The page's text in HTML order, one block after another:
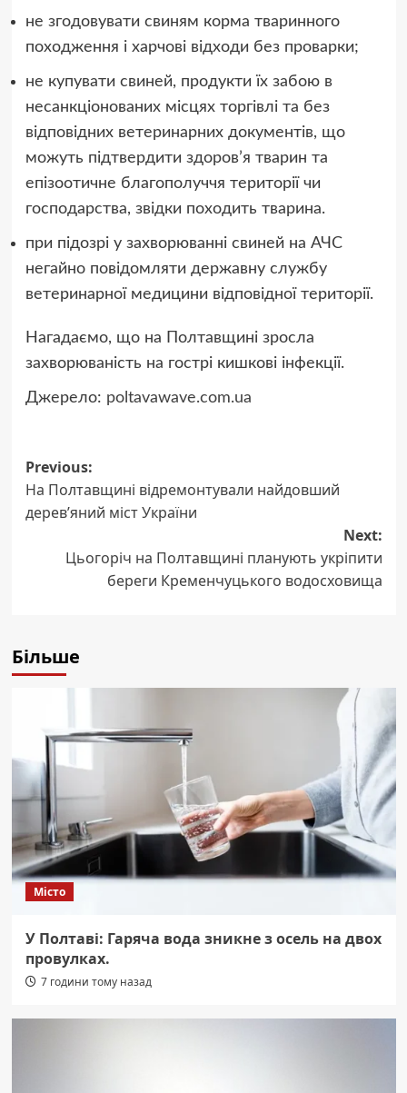
не згодовувати свиням корма тваринного
походження і харчові відходи без проварки;
не купувати свиней, продукти їх забою в
несанкціонованих місцях торгівлі та без
відповідних ветеринарних документів, що
можуть підтвердити здоров’я тварин та
епізоотичне благополуччя території чи
господарства, звідки походить тварина.
при підозрі у захворюванні свиней на АЧС
негайно повідомляти державну службу
ветеринарної медицини відповідної території.
Нагадаємо, що на Полтавщині зросла
захворюваність на гострі кишкові інфекції.
Джерело: poltavawave.com.ua
Post
navigation
Previous:
На Полтавщині відремонтували найдовший
дерев’яний міст України
Next:
Цьогоріч на Полтавщині планують укріпити
береги Кременчуцького водосховища
Більше
Місто
У Полтаві: Гаряча вода зникне з осель на двох
провулках.
7 години тому назад